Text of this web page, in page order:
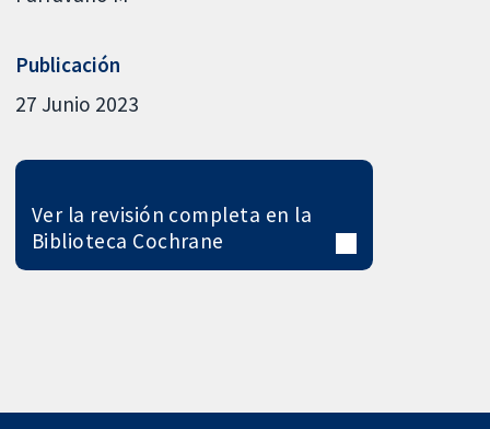
Publicación
27 Junio 2023
Ver la revisión completa en la
Biblioteca Cochrane